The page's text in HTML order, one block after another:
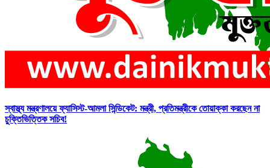
স্বাস্থ্য মন্ত্রণালয়ে ফ্যাসিস্ট-আমলা সিন্ডিকেট: মন্ত্রী, প্রতিমন্ত্রীকে তোয়াক্কা করছেন না
চুক্তিভিত্তিক সচিব!